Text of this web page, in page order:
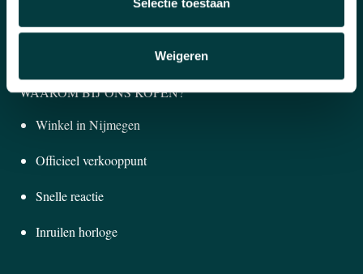
Weigeren
Over ons
WAAROM BIJ ONS KOPEN?
Winkel in Nijmegen
Officieel verkooppunt
Snelle reactie
Inruilen horloge